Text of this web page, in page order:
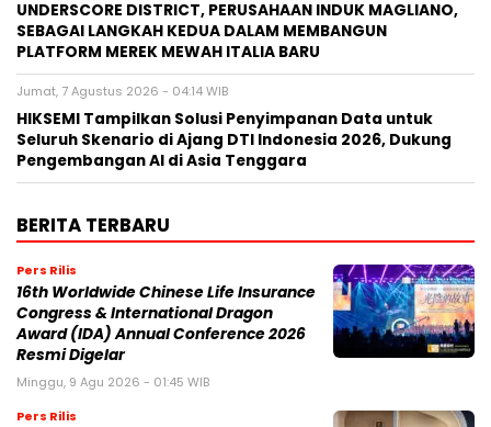
UNDERSCORE DISTRICT, PERUSAHAAN INDUK MAGLIANO,
SEBAGAI LANGKAH KEDUA DALAM MEMBANGUN
PLATFORM MEREK MEWAH ITALIA BARU
Jumat, 7 Agustus 2026 - 04:14 WIB
HIKSEMI Tampilkan Solusi Penyimpanan Data untuk
Seluruh Skenario di Ajang DTI Indonesia 2026, Dukung
Pengembangan AI di Asia Tenggara
BERITA TERBARU
Pers Rilis
16th Worldwide Chinese Life Insurance
Congress & International Dragon
Award (IDA) Annual Conference 2026
Resmi Digelar
Minggu, 9 Agu 2026 - 01:45 WIB
Pers Rilis